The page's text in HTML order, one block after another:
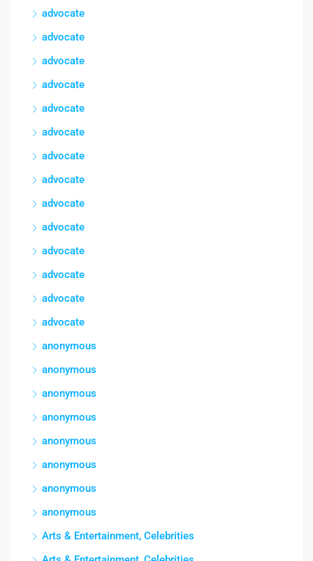
advocate
advocate
advocate
advocate
advocate
advocate
advocate
advocate
advocate
advocate
advocate
advocate
advocate
advocate
anonymous
anonymous
anonymous
anonymous
anonymous
anonymous
anonymous
anonymous
Arts & Entertainment, Celebrities